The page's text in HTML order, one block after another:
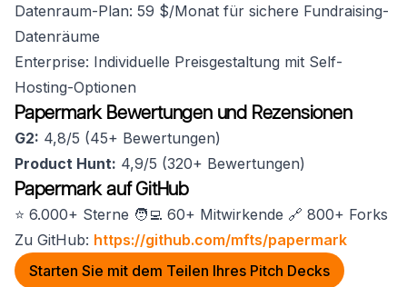
Datenraum-Plan: 59 $/Monat für sichere Fundraising-
Datenräume
Enterprise: Individuelle Preisgestaltung mit Self-
Hosting-Optionen
Papermark Bewertungen und Rezensionen
G2: 4,8/5 (45+ Bewertungen)
Product Hunt: 4,9/5 (320+ Bewertungen)
Papermark auf GitHub
⭐️ 6.000+ Sterne 🧑‍💻 60+ Mitwirkende 🔗 800+ Forks
Zu GitHub: https://github.com/mfts/papermark
Starten Sie mit dem Teilen Ihres Pitch Decks